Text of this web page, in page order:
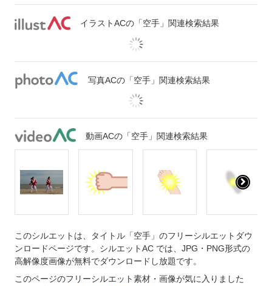
イラストACの「空手」関連検索結果
写真ACの「空手」関連検索結果
動画ACの「空手」関連検索結果
このシルエットは、タイトル「空手」のフリーシルエットダウ
ンロードページです。シルエットAC では、JPG・PNG形式の
高解像度画像が無料でダウンロードし放題です。
このページのフリーシルエット素材・画像が気に入りました